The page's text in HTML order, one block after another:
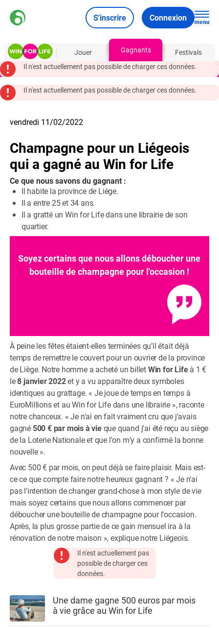
S'inscrire Connexion
À propos Jouer Gagnants
Festivals
Il n'est actuellement pas possible de charger ces données.
Il n'est actuellement pas possible de charger ces données.
vendredi 11/02/2022
Champagne pour un Liégeois
qui a gagné au Win for Life
Ce que nous savons du gagnant :
Il habite la province de Liège.
Il a entre 25 et 34 ans.
Il a gratté un Win for Life dans une librairie de son
quartier.
Soyez certains que nous allons déboucher une
bouteille de champagne pour l'occasion !
À peine les fêtes étaient-elles terminées qu’il était déjà
temps de remettre le couvert pour un ouvrier de la province
de Liège. Notre homme a acheté un billetWin for Lifeà 1 €
le8 janvier 2022et y a vu apparaître deux symboles
identiques au grattage. « Je joue de temps en temps à
EuroMillions et au Win for Life dans une librairie », raconte
notre chanceux. « Je n'ai en fait vraiment cru que j'avais
gagné 500 € par mois à vieque quand j'ai été reçu au siège
de la Loterie Nationale et que l'on m'y a confirmé la bonne
nouvelle ».
Avec 500 € par mois, on peut déjà se faire plaisir. Mais est-
ce ce que compte faire notre heureux gagnant ? « Je n'ai
pas l'intention de changer grand-chose à mon style de vie
mais soyez certains que nous allons commencer par
déboucher une bouteille de champagne pour l'occasion.
Après, la plus grosse partie de ce gain mensuel ira à la
rénovation de notre maison », explique notre Liégeois.
Il n'est actuellement pas
possible de charger ces
données.
Une dame gagne 500 euros par mois
à vie grâce au Win for Life